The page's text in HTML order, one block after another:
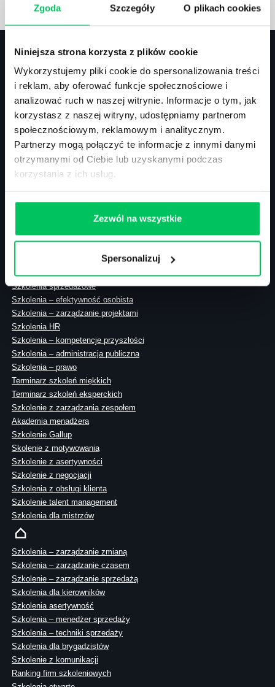
Zgoda Szczegóły O plikach cookies
Niniejsza strona korzysta z plików cookie
Wykorzystujemy pliki cookie do spersonalizowania treści
i reklam, aby oferować funkcje społecznościowe i
analizować ruch w naszej witrynie. Informacje o tym, jak
korzystasz z naszej witryny, udostępniamy partnerom
społecznościowym, reklamowym i analitycznym.
Partnerzy mogą połączyć te informacje z innymi danymi
otrzymanymi od Ciebie lub uzyskanymi podczas
korzystania z ich usług.
Zezwól na wszystkie
Spersonalizuj
ZAPYTAJ O NASZE ROZWIĄZANIA
Kontakt
tel.: 505 273 550
00-394 Warszawa
Szkolenia menedżerskie
Szkolenia sprzedażowe
Szkolenia – efektywność osobista
Szkolenia – zarządzanie projektami
Szkolenia HR
Szkolenia – kompetencje przyszłości
Szkolenia – administracja publiczna
Szkolenia – prawo
Terminarz szkoleń miękkich
Terminarz szkoleń eksperckich
Szkolenie z zarządzania zespołem
Akademia menadżera
Szkolenie Gallup
Skolenie z motywowania
Szkolenie z asertywności
Szkolenie z negocjacji
Szkolenia z obsługi klienta
Szkolenie talent management
Szkolenia dla mistrzów
Szkolenia – zarządzanie zmianą
Szkolenia – zarządzanie czasem
Szkolenie – zarządzanie sprzedażą
Szkolenia dla kierowników
Szkolenia asertywność
Szkolenia – menedżer sprzedaży
Szkolenia – techniki sprzedaży
Szkolenia dla brygadzistów
Szkolenie z komunikacji
Ranking firm szkoleniowych